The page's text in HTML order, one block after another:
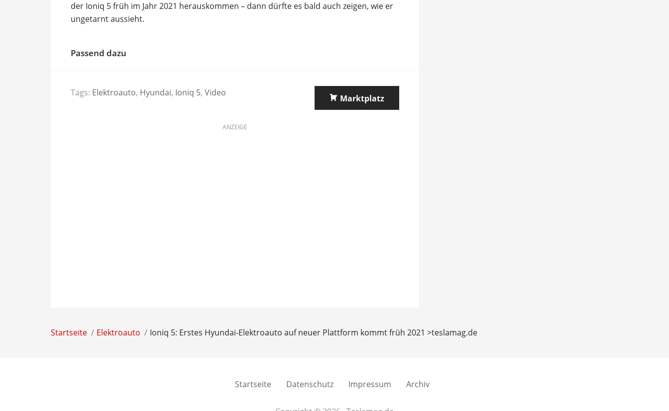
der Ioniq 5 früh im Jahr 2021 herauskommen – dann dürfte es bald auch zeigen, wie er
ungetarnt aussieht.
Passend dazu
Tags: Elektroauto, Hyundai, Ioniq 5, Video
Marktplatz
ANZEIGE
Startseite Elektroauto Ioniq 5: Erstes Hyundai-Elektroauto auf neuer Plattform kommt früh 2021 >teslamag.de
Startseite Datenschutz Impressum Archiv